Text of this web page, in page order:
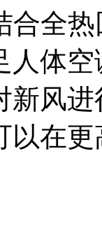
全热
人体
新风
在